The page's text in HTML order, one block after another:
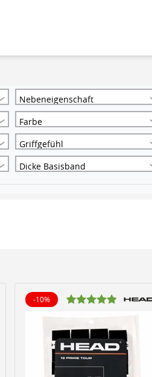
Nebeneigenschaft
Farbe
Griffgefühl
Dicke Basisband
-10%
10% reduziert